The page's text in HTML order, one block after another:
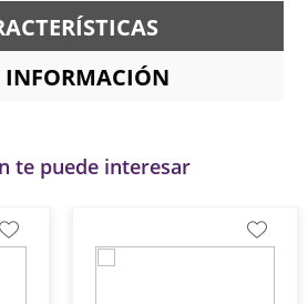
INFORMACIÓN
te puede interesar